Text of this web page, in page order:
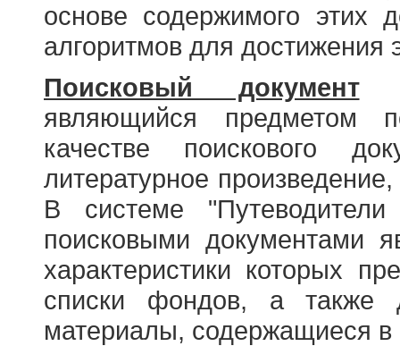
основе содержимого этих
алгоритмов для достижения
Поисковый документ-
являющийся предметом
качестве поискового
литературное
В системе
поисковыми документами
характеристики которых
списки фондов, а также
материалы, содержащиеся в